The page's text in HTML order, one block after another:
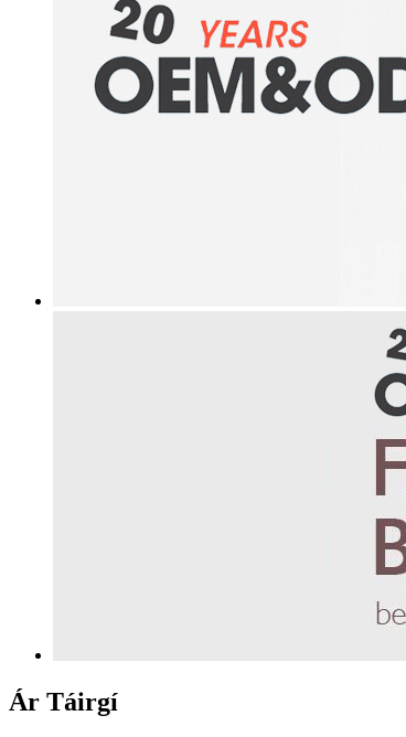
Ár Táirgí